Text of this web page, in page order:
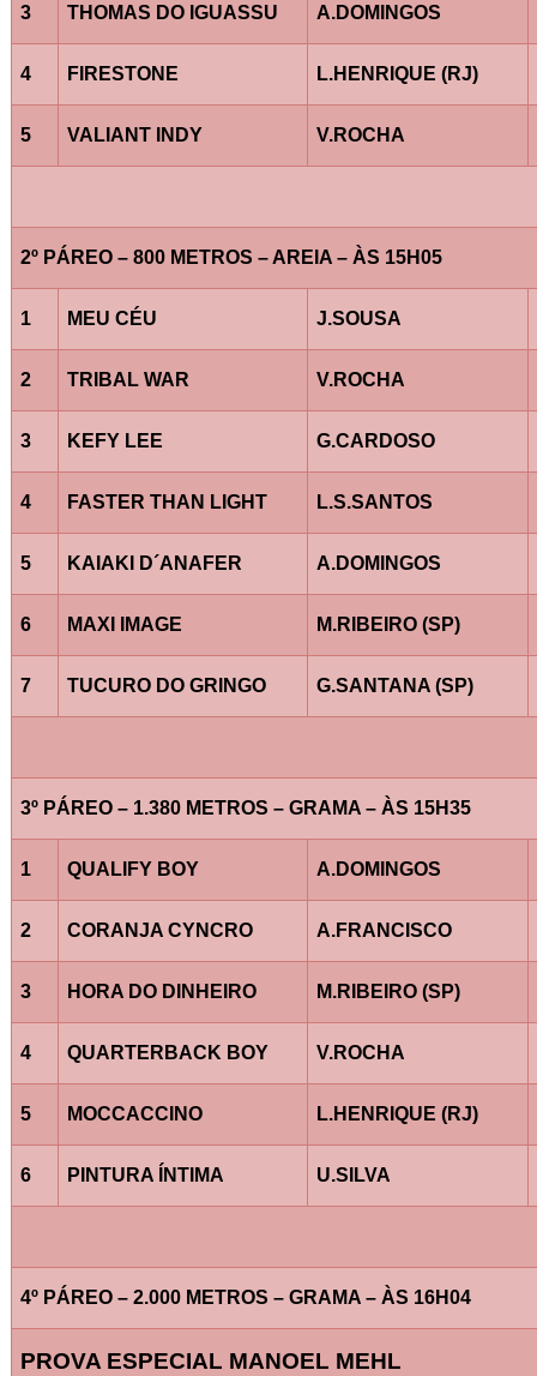
3 THOMAS DO IGUASSU A.DOMINGOS
4 FIRESTONE L.HENRIQUE (RJ)
5 VALIANT INDY V.ROCHA
2º PÁREO – 800 METROS – AREIA – ÀS 15H05
1 MEU CÉU J.SOUSA
2 TRIBAL WAR V.ROCHA
3 KEFY LEE G.CARDOSO
4 FASTER THAN LIGHT L.S.SANTOS
5 KAIAKI D´ANAFER A.DOMINGOS
6 MAXI IMAGE M.RIBEIRO (SP)
7 TUCURO DO GRINGO G.SANTANA (SP)
3º PÁREO – 1.380 METROS – GRAMA – ÀS 15H35
1 QUALIFY BOY A.DOMINGOS
2 CORANJA CYNCRO A.FRANCISCO
3 HORA DO DINHEIRO M.RIBEIRO (SP)
4 QUARTERBACK BOY V.ROCHA
5 MOCCACCINO L.HENRIQUE (RJ)
6 PINTURA ÍNTIMA U.SILVA
4º PÁREO – 2.000 METROS – GRAMA – ÀS 16H04
PROVA ESPECIAL MANOEL MEHL